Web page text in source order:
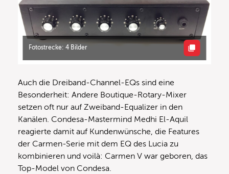
Fotostrecke: 4 Bilder
Auch die Dreiband-Channel-EQs sind eine
Besonderheit: Andere Boutique-Rotary-Mixer
setzen oft nur auf Zweiband-Equalizer in den
Kanälen. Condesa-Mastermind Medhi El-Aquil
reagierte damit auf Kundenwünsche, die Features
der Carmen-Serie mit dem EQ des Lucia zu
kombinieren und voilà: Carmen V war geboren, das
Top-Model von Condesa.